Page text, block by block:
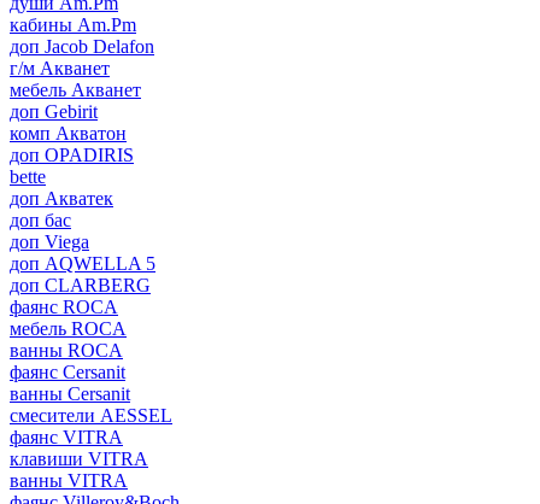
кабины Am.Pm
доп Jacob Delafon
г/м Акванет
мебель Акванет
доп Gebirit
комп Акватон
доп OPADIRIS
bette
доп Акватек
доп бас
доп Viega
доп AQWELLA 5
доп CLARBERG
фаянс ROCA
мебель ROCA
ванны ROCA
фаянс Cersanit
ванны Cersanit
смесители AESSEL
фаянс VITRA
клавиши VITRA
ванны VITRA